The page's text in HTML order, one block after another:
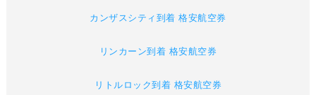
カンザスシティ到着 格安航空券
リンカーン到着 格安航空券
リトルロック到着 格安航空券